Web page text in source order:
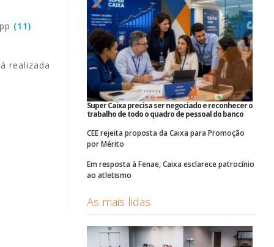
(11)
realizada
Super Caixa precisa ser negociado e reconhecer o
trabalho de todo o quadro de pessoal do banco
CEE rejeita proposta da Caixa para Promoção
por Mérito
Em resposta à Fenae, Caixa esclarece patrocínio
ao atletismo
As mais lidas